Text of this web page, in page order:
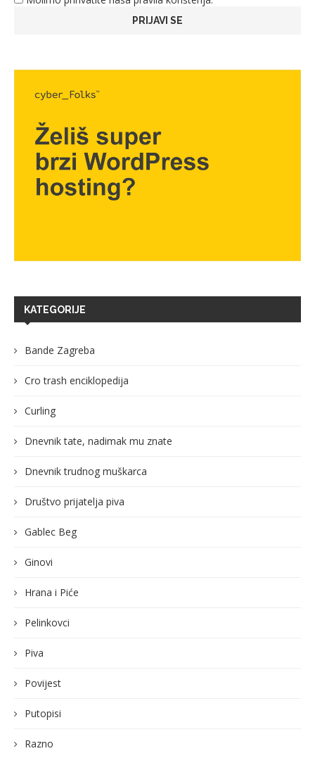
KATEGORIJE
Bande Zagreba
Cro trash enciklopedija
Curling
Dnevnik tate, nadimak mu znate
Dnevnik trudnog muškarca
Društvo prijatelja piva
Gablec Beg
Ginovi
Hrana i Piće
Pelinkovci
Piva
Povijest
Putopisi
Razno